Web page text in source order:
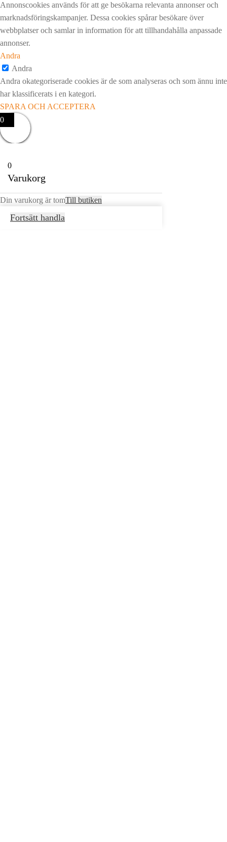
Annonscookies används för att ge besökarna relevanta annonser och
marknadsföringskampanjer. Dessa cookies spårar besökare över
webbplatser och samlar in information för att tillhandahålla anpassade
annonser.
Andra
Andra
Andra okategoriserade cookies är de som analyseras och som ännu inte
har klassificerats i en kategori.
SPARA OCH ACCEPTERA
0
0
Varukorg
Din varukorg är tomTill butiken
Fortsätt handla